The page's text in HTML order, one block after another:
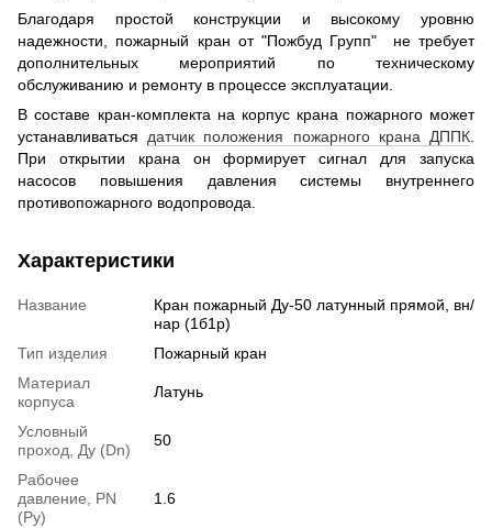
Благодаря простой конструкции и высокому уровню
надежности, пожарный кран от "Пожбуд Групп" не требует
дополнительных мероприятий по техническому
обслуживанию и ремонту в процессе эксплуатации.
В составе кран-комплекта на корпус крана пожарного может
устанавливатьсядатчик положения пожарного крана ДППК.
При открытии крана он формирует сигнал для запуска
насосов повышения давления системы внутреннего
противопожарного водопровода.
Характеристики
Название
Кран пожарный Ду-50 латунный прямой, вн/
нар (1б1р)
Тип изделия
Пожарный кран
Материал
корпуса
Латунь
Условный
проход, Ду (Dn)
50
Рабочее
давление, PN
(Ру)
1.6